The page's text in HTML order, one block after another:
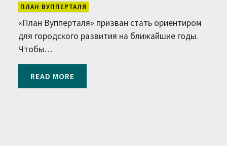
ПЛАН ВУППЕРТАЛЯ
«План Вупперталя» призван стать ориентиром
для городского развития на ближайшие годы.
Чтобы…
READ MORE